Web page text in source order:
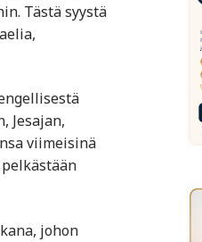
Tästä syystä
Jesajan,
viimeisinä
johon